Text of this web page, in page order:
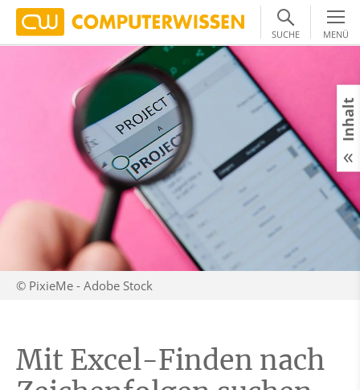
SUCHE MENÜ
© PixieMe - Adobe Stock
Mit Excel-Finden nach
Inhalt